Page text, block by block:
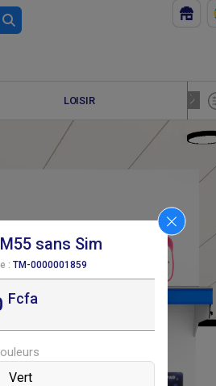
sans Sim
: TM-0000001859
Fcfa
LOISIR